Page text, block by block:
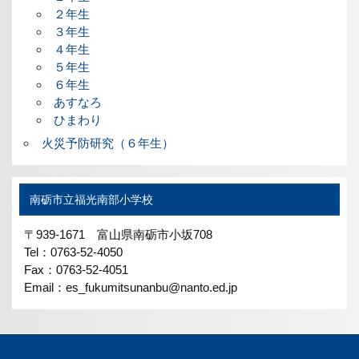
２年生
３年生
４年生
５年生
６年生
あすなろ
ひまわり
火災予防研究（６年生）
南砺市立福光南部小学校
〒939-1671 富山県南砺市小坂708
Tel：0763-52-4050
Fax：0763-52-4051
Email：es_fukumitsunanbu@nanto.ed.jp